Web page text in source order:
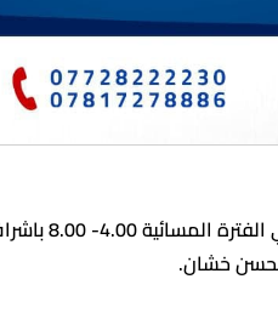
تستقبل استشارية اذن وانف وحنجرة